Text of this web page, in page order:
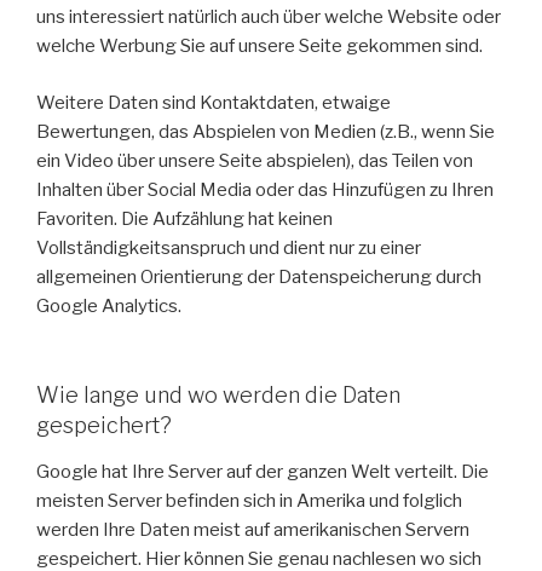
uns interessiert natürlich auch über welche Website oder
welche Werbung Sie auf unsere Seite gekommen sind.
Weitere Daten sind Kontaktdaten, etwaige
Bewertungen, das Abspielen von Medien (z.B., wenn Sie
ein Video über unsere Seite abspielen), das Teilen von
Inhalten über Social Media oder das Hinzufügen zu Ihren
Favoriten. Die Aufzählung hat keinen
Vollständigkeitsanspruch und dient nur zu einer
allgemeinen Orientierung der Datenspeicherung durch
Google Analytics.
Wie lange und wo werden die Daten
gespeichert?
Google hat Ihre Server auf der ganzen Welt verteilt. Die
meisten Server befinden sich in Amerika und folglich
werden Ihre Daten meist auf amerikanischen Servern
gespeichert. Hier können Sie genau nachlesen wo sich